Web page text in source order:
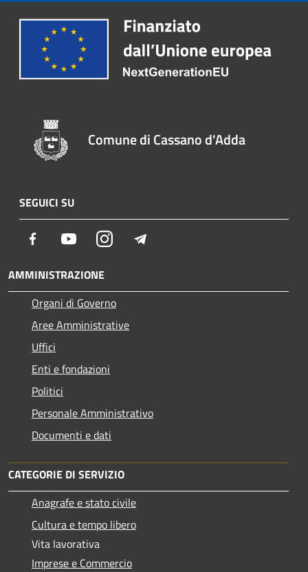
Comune di Cassano d'Adda
SEGUICI SU
Facebook YoutubeInstagram
AMMINISTRAZIONE
Organi di Governo
Aree Amministrative
Uffici
Enti e fondazioni
Politici
Personale Amministrativo
Documenti e dati
CATEGORIE DI SERVIZIO
Anagrafe e stato civile
Cultura e tempo libero
Vita lavorativa
Imprese e Commercio